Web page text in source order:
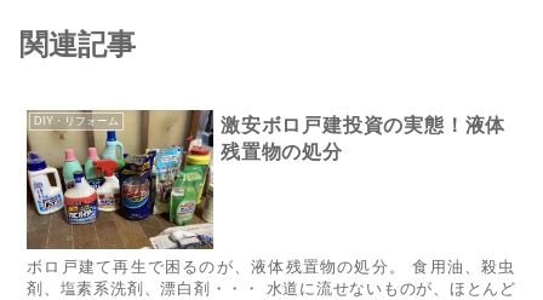
関連記事
DIY・リフォーム
激安ボロ戸建投資の実態！液体
残置物の処分
ボロ戸建て再生で困るのが、液体残置物の処分。 食用油、殺虫
剤、塩素系洗剤、漂白剤・・・ 水道に流せないものが、ほとんど